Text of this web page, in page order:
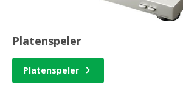
Platenspeler
Platenspeler